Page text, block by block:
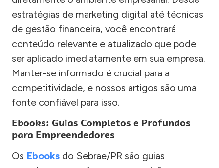
estratégias de marketing digital até técnicas
de gestão financeira, você encontrará
conteúdo relevante e atualizado que pode
ser aplicado imediatamente em sua empresa.
Manter-se informado é crucial para a
competitividade, e nossos artigos são uma
fonte confiável para isso.
Ebooks: Guias Completos e Profundos
para Empreendedores
Os Ebooks do Sebrae/PR são guias